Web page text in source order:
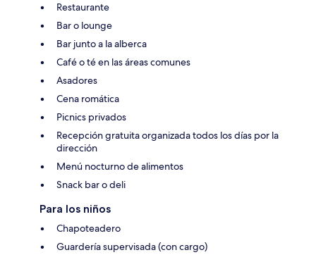
Restaurante
Bar o lounge
Bar junto a la alberca
Café o té en las áreas comunes
Asadores
Cena romática
Picnics privados
Recepción gratuita organizada todos los días por la
dirección
Menú nocturno de alimentos
Snack bar o deli
Para los niños
Chapoteadero
Guardería supervisada (con cargo)